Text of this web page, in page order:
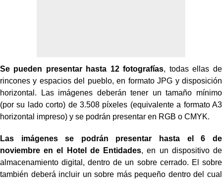
Se pueden presentar hasta 12 fotografías, todas ellas de
rincones y espacios del pueblo, en formato JPG y disposición
horizontal. Las imágenes deberán tener un tamaño mínimo
(por su lado corto) de 3.508 píxeles (equivalente a formato A3
horizontal impreso) y se podrán presentar en RGB o CMYK.
Las imágenes se podrán presentar hasta el 6 de
noviembre en el Hotel de Entidades, en un dispositivo de
almacenamiento digital, dentro de un sobre cerrado. El sobre
también deberá incluir un sobre más pequeño dentro del cual